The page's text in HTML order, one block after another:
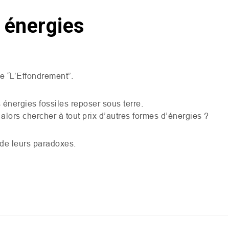
fossiles reposer sous terre.
chercher à tout prix d’autres formes d’énergies ?
leurs paradoxes.